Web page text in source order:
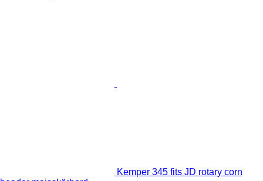
Kemper 345 fits JD rotary corn